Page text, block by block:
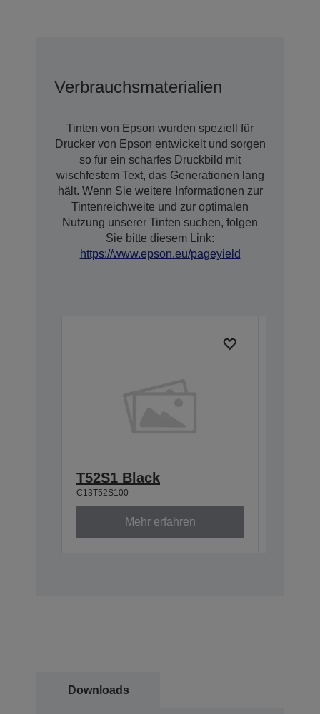
Verbrauchsmaterialien
Tinten von Epson wurden speziell für
Drucker von Epson entwickelt und sorgen
so für ein scharfes Druckbild mit
wischfestem Text, das Generationen lang
hält. Wenn Sie weitere Informationen zur
Tintenreichweite und zur optimalen
Nutzung unserer Tinten suchen, folgen
Sie bitte diesem Link:
https://www.epson.eu/pageyield
T52S1 Black
C13T52S100
Mehr erfahren
Downloads